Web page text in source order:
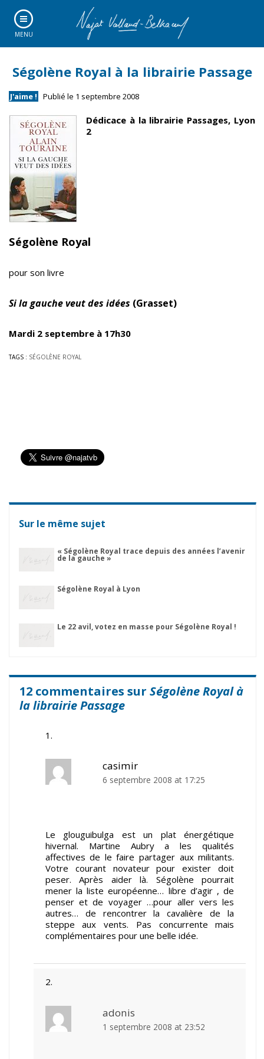
MENU
Ségolène Royal à la librairie Passage
J'aime ! Publié le 1 septembre 2008
Dédicace à la librairie Passages, Lyon
2
Ségolène Royal
pour son livre
Si la gauche veut des idées (Grasset)
Mardi 2 septembre à 17h30
TAGS : SÉGOLÈNE ROYAL
Sur le même sujet
« Ségolène Royal trace depuis des années l’avenir
de la gauche »
Ségolène Royal à Lyon
Le 22 avil, votez en masse pour Ségolène Royal !
12 commentaires sur Ségolène Royal à
la librairie Passage
casimir
6 septembre 2008 at 17:25
Le glouguibulga est un plat énergétique
hivernal. Martine Aubry a les qualités
affectives de le faire partager aux militants.
Votre courant novateur pour exister doit
peser. Après aider là. Ségolène pourrait
mener la liste européenne… libre d’agir , de
penser et de voyager …pour aller vers les
autres… de rencontrer la cavalière de la
steppe aux vents. Pas concurrente mais
complémentaires pour une belle idée.
adonis
1 septembre 2008 at 23:52